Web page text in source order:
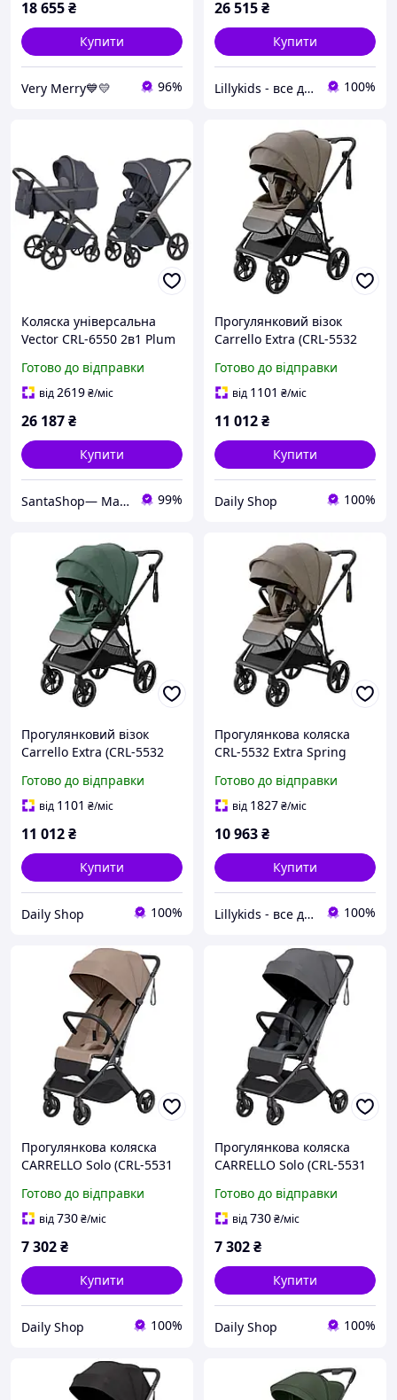
18 655₴
Купити
Very Merry💙💛 96%
26 515₴
Купити
Lillykids - все для дітей! 100%
Коляска універсальна
Vector CRL-6550 2в1 Plum
Готово до відправки
від2619₴/міс
26 187₴
Купити
SantaShop— Магазин дитячих іграшок 99%
Прогулянковий візок
Carrello Extra (CRL-5532
Готово до відправки
від 1101 ₴/міс
11 012₴
Купити
Daily Shop 100%
Прогулянковий візок
Carrello Extra (CRL-5532
Готово до відправки
від 1101 ₴/міс
11 012₴
Купити
Daily Shop 100%
Прогулянкова коляска
CRL-5532 Extra Spring
Готово до відправки
від 1827₴/міс
10 963₴
Купити
Lillykids - все для дітей! 100%
Прогулянкова коляска
CARRELLO Solo (CRL-5531
Готово до відправки
від730₴/міс
7 302₴
Купити
Daily Shop 100%
Прогулянкова коляска
CARRELLO Solo (CRL-5531
Готово до відправки
від730₴/міс
7 302₴
Купити
Daily Shop 100%